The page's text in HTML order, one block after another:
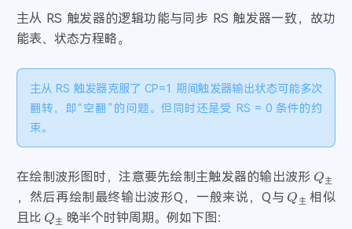
主从 RS 触发器的逻辑功能与同步 RS 触发器一致，故功
能表、状态方程略。
主从 RS 触发器克服了 CP=1 期间触发器输出状态可能多次
翻转，即“空翻”的问题。但同时还是受 RS = 0 条件的约
束。
在绘制波形图时，注意要先绘制主触发器的输出波形 Q
主
，然后再绘制最终输出波形Q，一般来说，Q与 Q
主
相似
且比 Q
主 晚半个时钟周期。例如下图：